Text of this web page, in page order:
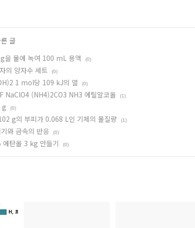
글
을 물에 녹여 100 mL 용액
(0)
의 양자수 세트 (0)
1 mol당 109 kJ의 열 (0)
NaClO4 (NH4)2CO3 NH3 에틸알코올 (1)
g (0)
g의 부피가 0.068 L인 기체의 몰질량 (1)
와 금속의 반응 (0)
탄올 3 kg 만들기 (0)